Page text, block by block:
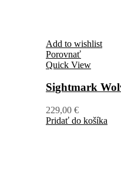
Add to wishlist
Porovnať
Quick View
Sightmark
229,00 €
Pridať do košíka